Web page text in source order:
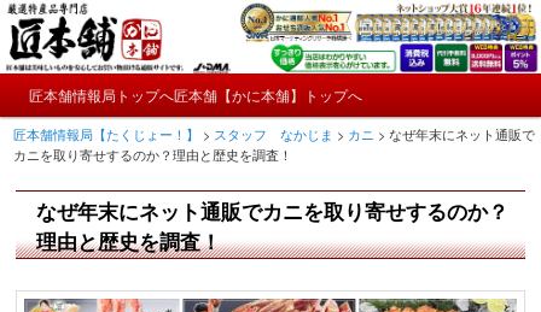
メ
イ
ン
ン
テ
ン
匠本舗情報局【たくじょー！】
かにやおせちについてのおもしろ情報や興味深い記事をお届けします。
ン
メ
メ
イ
ン
コ
匠本舗情報局トップへ匠本舗【かに本舗】トップへ
匠本舗情報局【たくじょー！】 > スタッフ なかじま > カニ >なぜ年末にネット通販で
カニを取り寄せするのか？理由と歴史を調査！
なぜ年末にネット通販でカニを取り寄せするのか？
理由と歴史を調査！